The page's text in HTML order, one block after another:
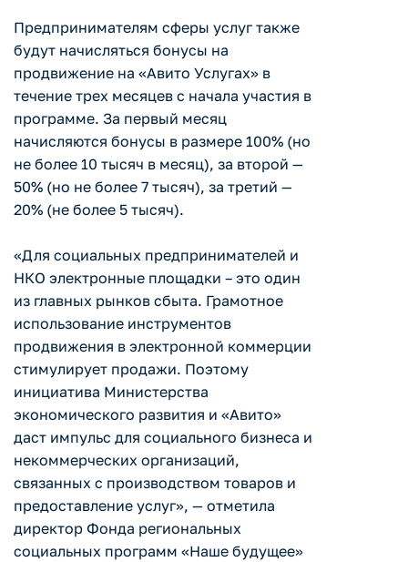
Предпринимателям сферы услуг также
будут начисляться бонусы на
продвижение на «Авито Услугах» в
течение трех месяцев с начала участия в
программе. За первый месяц
начисляются бонусы в размере 100% (но
не более 10 тысяч в месяц), за второй —
50% (но не более 7 тысяч), за третий —
20% (не более 5 тысяч).
«Для социальных предпринимателей и
НКО электронные площадки – это один
из главных рынков сбыта. Грамотное
использование инструментов
продвижения в электронной коммерции
стимулирует продажи. Поэтому
инициатива Министерства
экономического развития и «Авито»
даст импульс для социального бизнеса и
некоммерческих организаций,
связанных с производством товаров и
предоставление услуг», — отметила
директор Фонда региональных
социальных программ «Наше будущее»